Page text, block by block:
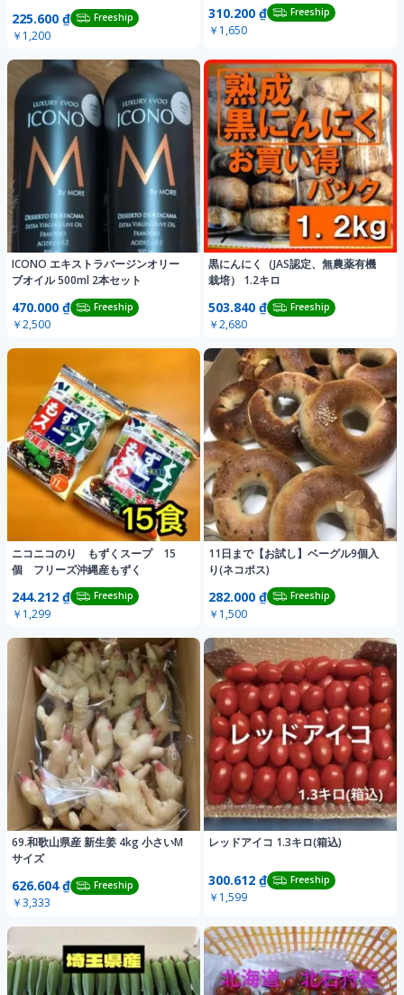
225.600 ₫ Freeship
￥1,200
310.200 ₫ Freeship
￥1,650
ICONO エキストラバージンオリー
ブオイル 500ml 2本セット
470.000 ₫ Freeship
￥2,500
黒にんにく（JAS認定、無農薬有機
栽培） 1.2キロ
503.840 ₫ Freeship
￥2,680
ニコニコのり もずくスープ 15
個 フリーズ沖縄産もずく
244.212 ₫ Freeship
￥1,299
11日まで【お試し】ベーグル9個入
り(ネコポス)
282.000 ₫ Freeship
￥1,500
69.和歌山県産 新生姜 4kg 小さいM
サイズ
626.604 ₫ Freeship
￥3,333
レッドアイコ 1.3キロ(箱込)
300.612 ₫ Freeship
￥1,599